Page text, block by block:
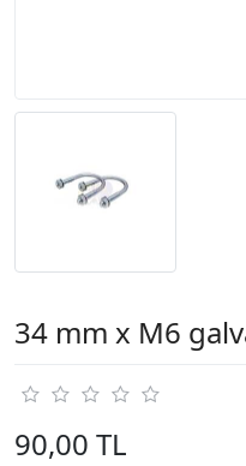
34 mm x M6
90,00 TL